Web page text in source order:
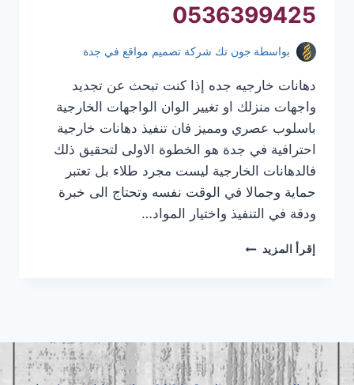
0536399425
بواسطة جون تك شركة تصميم مواقع في جدة
دهانات خارجيه جده إذا كنت تبحث عن تجديد
واجهات منزلك او تغيير الوان الواجهات الخارجية
باسلوب عصري ومميز فان تنفيذ دهانات خارجية
احترافية في جدة هو الخطوة الاولى لتحقيق ذلك
فالدهانات الخارجية ليست مجرد طلاء بل تعتبر
حماية وجمالا في الوقت نفسه وتحتاج الى خبرة
ودقة في التنفيذ واختيار المواد…
إقرأ المزيد دهانات
خارجيه
جده
|